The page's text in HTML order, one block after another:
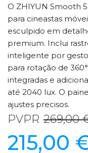
O ZHIYUN Smooth
para cineastas
esculpido em
premium. Inclui
inteligente por
para rotação de
integradas e
até 2040 lux. O
ajustes precisos.
PVPR 269,00
215,00